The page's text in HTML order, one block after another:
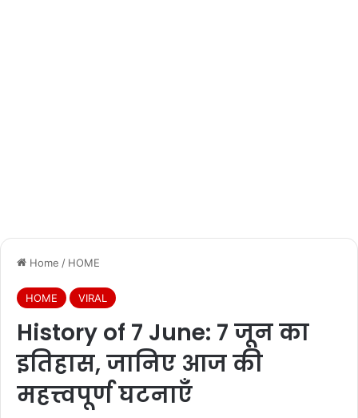
Home / HOME
HOME VIRAL
History of 7 June: 7 जून का
इतिहास, जानिए आज की
महत्त्वपूर्ण घटनाएँ